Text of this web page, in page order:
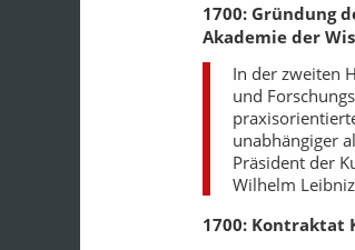
1700: Gründung
Akademie der
In der zweiten
und
unabhängiger
Präsident der
Wilhelm
1700: Kontraktat